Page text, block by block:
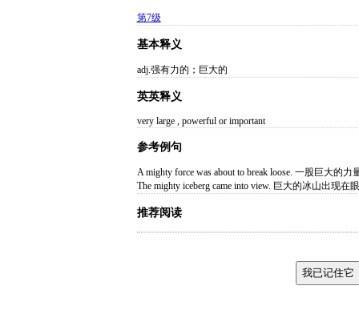
第7级
基本释义
adj.强有力的；巨大的
英英释义
very large , powerful or important
参考例句
A mighty force was about to break loose. 一股巨大的
The mighty iceberg came into view. 巨大的冰山出现在
推荐阅读